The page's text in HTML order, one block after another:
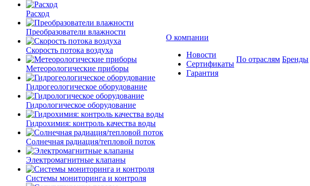
Расход
Преобразователи влажности
Скорость потока воздуха
Метеорологические приборы
Гидрогеологическое оборудование
Гидрологическое оборудование
Гидрохимия: контроль качества воды
Солнечная радиация/тепловой поток
Электромагнитные клапаны
Системы мониторинга и контроля
О компании
Новости
Сертификаты
Гарантия
По отраслям Бренды